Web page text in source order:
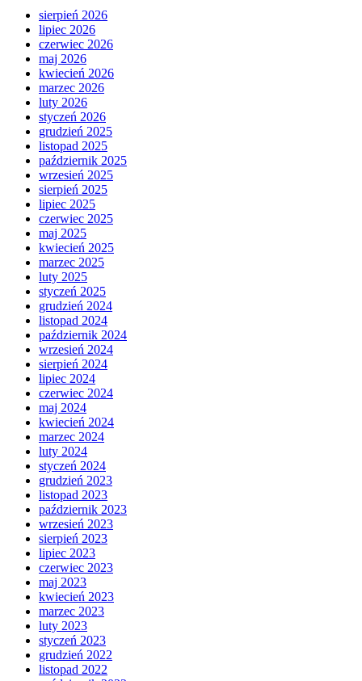
sierpień 2026
lipiec 2026
czerwiec 2026
maj 2026
kwiecień 2026
marzec 2026
luty 2026
styczeń 2026
grudzień 2025
listopad 2025
październik 2025
wrzesień 2025
sierpień 2025
lipiec 2025
czerwiec 2025
maj 2025
kwiecień 2025
marzec 2025
luty 2025
styczeń 2025
grudzień 2024
listopad 2024
październik 2024
wrzesień 2024
sierpień 2024
lipiec 2024
czerwiec 2024
maj 2024
kwiecień 2024
marzec 2024
luty 2024
styczeń 2024
grudzień 2023
listopad 2023
październik 2023
wrzesień 2023
sierpień 2023
lipiec 2023
czerwiec 2023
maj 2023
kwiecień 2023
marzec 2023
luty 2023
styczeń 2023
grudzień 2022
listopad 2022